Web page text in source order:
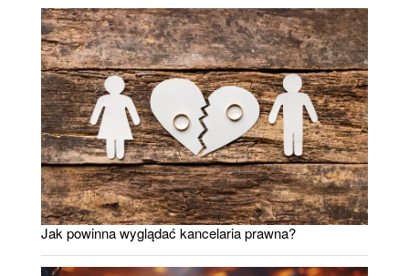
Jak powinna wyglądać kancelaria prawna?